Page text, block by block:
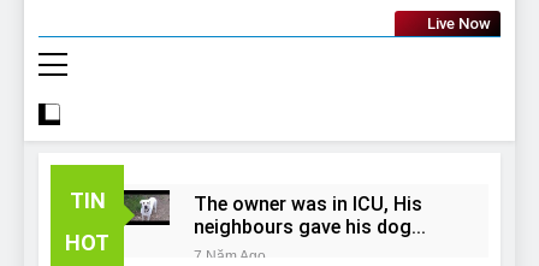
Live Now
TIN
HOT
The owner was in ICU, His
neighbours gave his dog
away!
7 Năm Ago